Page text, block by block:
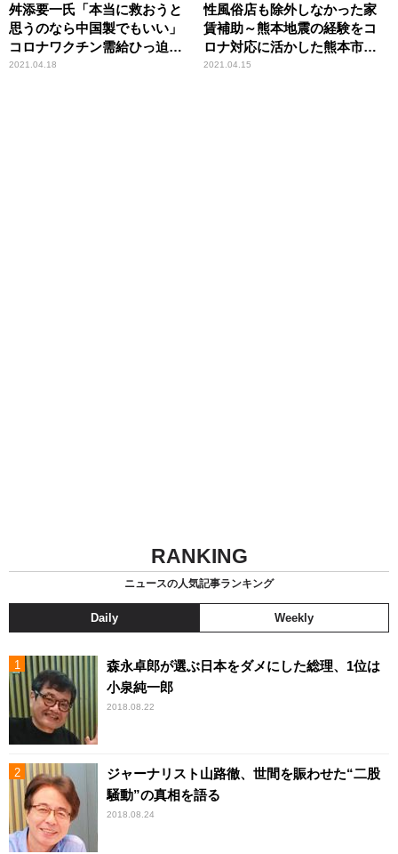
舛添要一氏「本当に救おうと
思うのなら中国製でもいい」
コロナワクチン需給ひっ迫で
持論
2021.04.18
性風俗店も除外しなかった家
賃補助～熊本地震の経験をコ
ロナ対応に活かした熊本市長
の独自性とスピード感
2021.04.15
RANKING
ニュースの人気記事ランキング
Daily Weekly
森永卓郎が選ぶ日本をダメにした総理、1位は
小泉純一郎
2018.08.22
ジャーナリスト山路徹、世間を賑わせた“二股
騒動”の真相を語る
2018.08.24